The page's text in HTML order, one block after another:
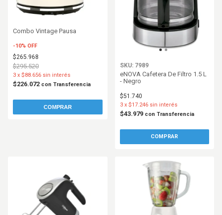
Combo Vintage Pausa
-10% OFF
$265.968
$295.520
$226.072 con Transferencia
3 x $88.656 sin interés
COMPRAR
SKU: 7989
eNOVA Cafetera De Filtro 1.5 L
- Negro
$51.740
$43.979 con Transferencia
3 x $17.246 sin interés